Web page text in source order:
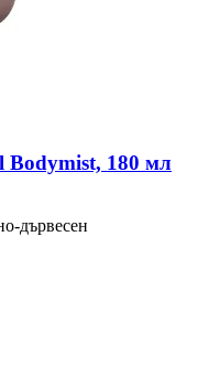
Bodymist, 180 мл
дървесен